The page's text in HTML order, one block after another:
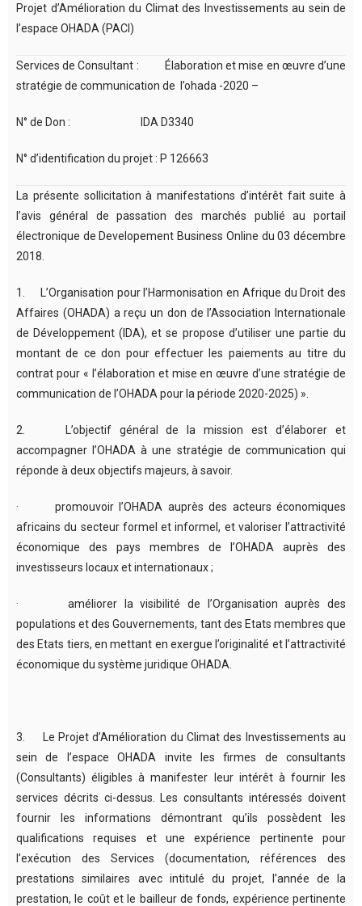
Projet d’Amélioration du Climat des Investissements au sein de
l’espace OHADA (PACI)
Services de Consultant : Élaboration et mise en œuvre d’une
stratégie de communication de l’ohada -2020 –
N° de Don : IDA D3340
N° d’identification du projet : P 126663
La présente sollicitation à manifestations d’intérêt fait suite à
l’avis général de passation des marchés publié au portail
électronique de Developement Business Online du 03 décembre
2018.
1. L’Organisation pour l’Harmonisation en Afrique du Droit des
Affaires (OHADA) a reçu un don de l’Association Internationale
de Développement (IDA), et se propose d’utiliser une partie du
montant de ce don pour effectuer les paiements au titre du
contrat pour « l’élaboration et mise en œuvre d’une stratégie de
communication de l’OHADA pour la période 2020-2025) ».
2. L’objectif général de la mission est d’élaborer et
accompagner l’OHADA à une stratégie de communication qui
réponde à deux objectifs majeurs, à savoir.
· promouvoir l’OHADA auprès des acteurs économiques
africains du secteur formel et informel, et valoriser l’attractivité
économique des pays membres de l’OHADA auprès des
investisseurs locaux et internationaux ;
· améliorer la visibilité de l’Organisation auprès des
populations et des Gouvernements, tant des Etats membres que
des Etats tiers, en mettant en exergue l’originalité et l’attractivité
économique du système juridique OHADA.
3. Le Projet d’Amélioration du Climat des Investissements au
sein de l’espace OHADA invite les firmes de consultants
(Consultants) éligibles à manifester leur intérêt à fournir les
services décrits ci-dessus. Les consultants intéressés doivent
fournir les informations démontrant qu’ils possèdent les
qualifications requises et une expérience pertinente pour
l’exécution des Services (documentation, références des
prestations similaires avec intitulé du projet, l’année de la
prestation, le coût et le bailleur de fonds, expérience pertinente